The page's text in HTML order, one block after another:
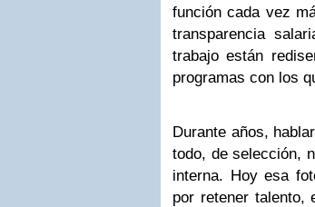
función cada vez
transparencia
trabajo están
programas con los
Durante años,
todo, de selección,
interna. Hoy esa
por retener talento,